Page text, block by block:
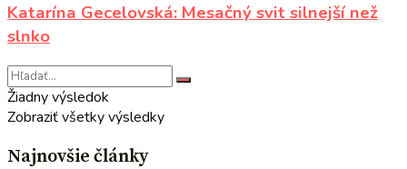
Katarína Gecelovská: Mesačný svit silnejší než
slnko
Žiadny výsledok
Zobraziť všetky výsledky
Najnovšie články